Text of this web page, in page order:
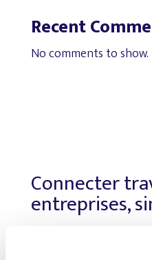
Recent
No comments to show.
Connecter
entreprises,